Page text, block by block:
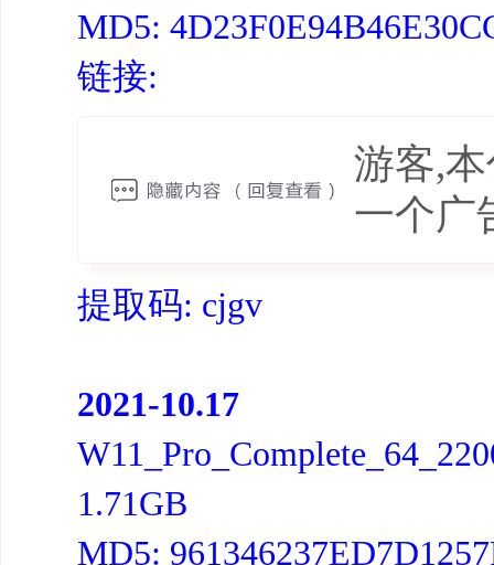
MD5:
链接:
游客,
一个广
提取码: cjgv
2021-10.17
1.71GB
MD5: